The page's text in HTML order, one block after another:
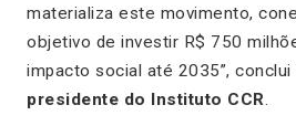
materializa este movimento,
objetivo de investir R$ 750
impacto social até 2035”, conclui
presidente do Instituto CCR.